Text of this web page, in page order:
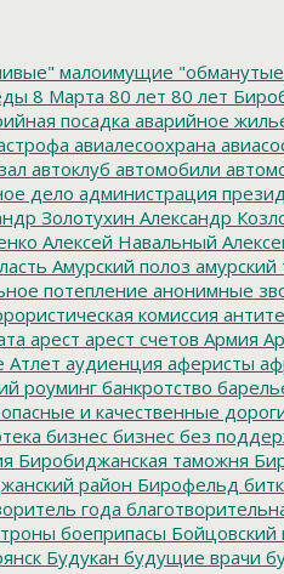
малоимущие
8 Марта 80 лет 80 лет
посадка аварийное
авиалесоохрана
автоклуб автомобили
дело администрация
Золотухин Александр
Алексей Навальный
Амурский полоз амурский
потепление анонимные
комиссия
арест арест счетов Армия
Атлет аудиенция аферисты
роумингбанкротство
и качественные
бизнес бизнес без
Биробиджанская таможня
район Бирофельд
года
боеприпасы Бойцовский
Будукан будущие врачи